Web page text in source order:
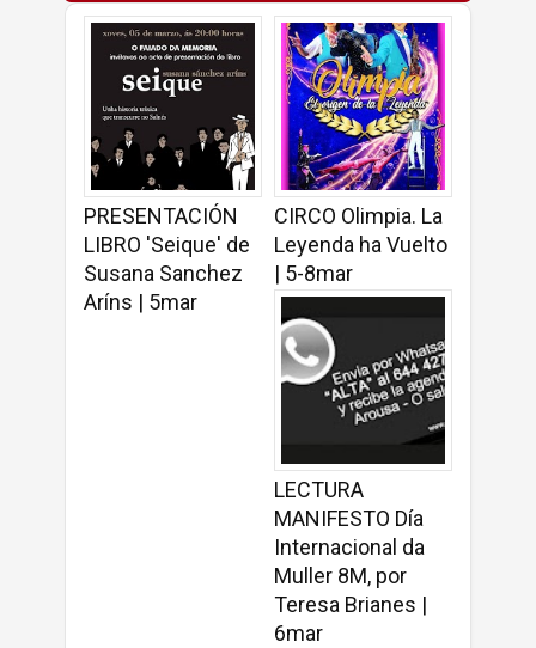
PRESENTACIÓN
LIBRO 'Seique' de
Susana Sanchez
Aríns | 5mar
CIRCO Olimpia. La
Leyenda ha Vuelto
| 5-8mar
LECTURA
MANIFESTO Día
Internacional da
Muller 8M, por
Teresa Brianes |
6mar